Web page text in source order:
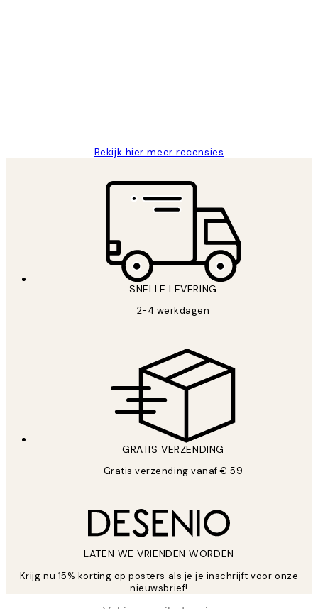
Bekijk hier meer recensies
SNELLE LEVERING
2-4 werkdagen
GRATIS VERZENDING
Gratis verzending vanaf € 59
LATEN WE VRIENDEN WORDEN
Krijg nu 15% korting op posters als je je inschrijft voor onze
nieuwsbrief!